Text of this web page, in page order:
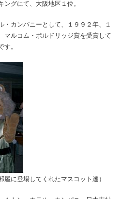
ングにて、大阪地区１位。
カンパニーとして、１９９２年、１
マルコム・ボルドリッジ賞を受賞して
。
屋に登場してくれたマスコット達）